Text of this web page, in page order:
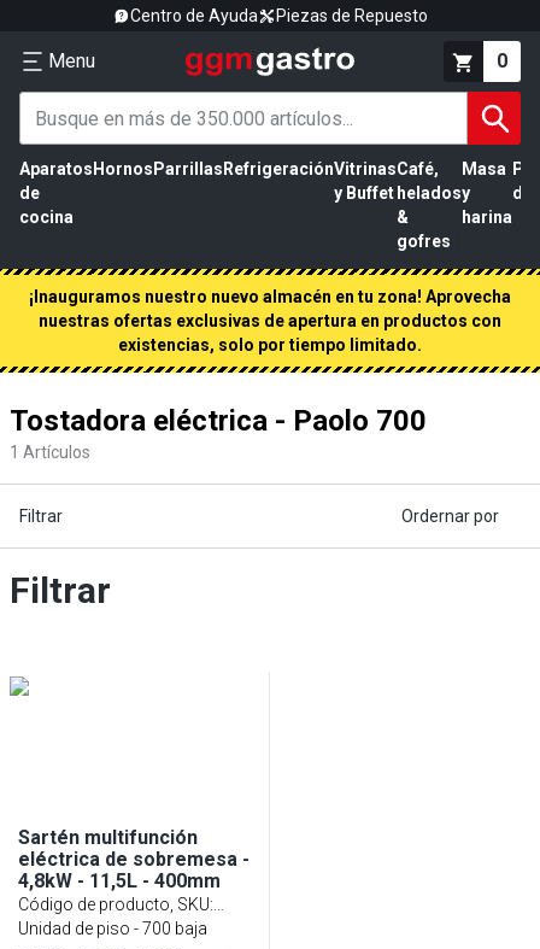
Centro de Ayuda Piezas de Repuesto
Menu 0
Aparatos
de
cocina
Hornos Parrillas RefrigeraciónVitrinas
y Buffet
Café,
helados
&
gofres
Masa
y
harina
de
¡Inauguramos nuestro nuevo almacén en tu zona! Aprovecha
nuestras ofertas exclusivas de apertura en productos con
existencias, solo por tiempo limitado.
Tostadora eléctrica - Paolo 700
1 Artículos
Filtrar Ordernar por
Filtrar
Sartén multifunción
eléctrica de sobremesa -
4,8kW - 11,5L - 400mm
Código de producto, SKU:
EMFBB479F
Unidad de piso - 700 baja